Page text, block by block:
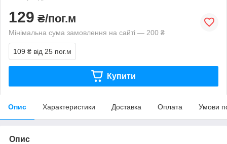
129 ₴/пог.м
Мінімальна сума замовлення на сайті — 200 ₴
109 ₴ від 25 пог.м
Купити
Опис Характеристики Доставка Оплата Умови
Опис